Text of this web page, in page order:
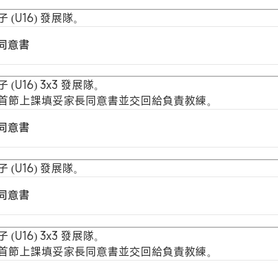
(U16) 發展隊。
意書
(U16) 3x3 發展隊。
節上課填妥家長同意書並交回給負責教練。
意書
(U16) 發展隊。
意書
(U16) 3x3 發展隊。
節上課填妥家長同意書並交回給負責教練。